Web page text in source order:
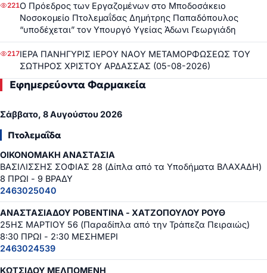
221Ο Πρόεδρος των Εργαζομένων στο Μποδοσάκειο
Νοσοκομείο Πτολεμαΐδας Δημήτρης Παπαδόπουλος
“υποδέχεται” τον Υπουργό Υγείας Άδωνι Γεωργιάδη
217ΙΕΡΑ ΠΑΝΗΓΥΡΙΣ ΙΕΡΟΥ ΝΑΟΥ ΜΕΤΑΜΟΡΦΩΣΕΩΣ ΤΟΥ
ΣΩΤΗΡΟΣ ΧΡΙΣΤΟΥ ΑΡΔΑΣΣΑΣ (05-08-2026)
Εφημερεύοντα Φαρμακεία
Σάββατο, 8 Αυγούστου 2026
Πτολεμαΐδα
ΟΙΚΟΝΟΜΑΚΗ ΑΝΑΣΤΑΣΙΑ
ΒΑΣΙΛΙΣΣΗΣ ΣΟΦΙΑΣ 28 (Δίπλα από τα Υποδήματα ΒΛΑΧΑΔΗ)
8 ΠΡΩΙ - 9 ΒΡΑΔΥ
2463025040
ΑΝΑΣΤΑΣΙΑΔΟΥ ΡΟΒΕΝΤΙΝΑ - ΧΑΤΖΟΠΟΥΛΟΥ ΡΟΥΘ
25ΗΣ ΜΑΡΤΙΟΥ 56 (Παραδίπλα από την Τράπεζα Πειραιώς)
8:30 ΠΡΩΙ - 2:30 ΜΕΣΗΜΕΡΙ
2463024539
ΚΩΤΣΙΔΟΥ ΜΕΛΠΟΜΕΝΗ